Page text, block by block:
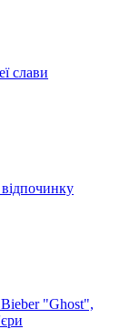
слави
"Ghost",